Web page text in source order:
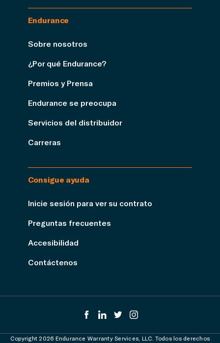
Endurance
Sobre nosotros
¿Por qué Endurance?
Premios y Prensa
Endurance se preocupa
Servicios del distribuidor
Carreras
Consigue ayuda
Inicie sesión para ver su contrato
Preguntas frecuentes
Accesibilidad
Contáctenos
Copyright 2026 Endurance Warranty Services, LLC. Todos los derechos